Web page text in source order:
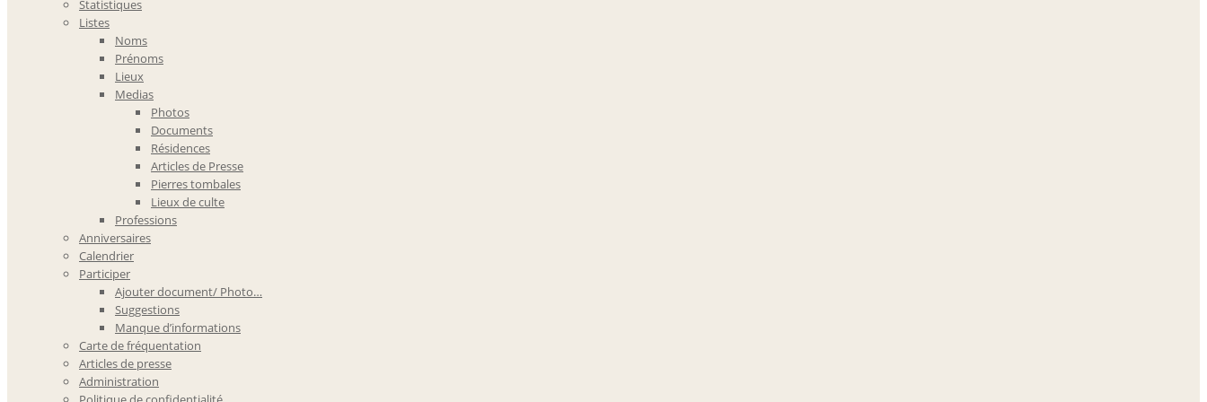
Statistiques
Listes
Noms
Prénoms
Lieux
Medias
Photos
Documents
Résidences
Articles de Presse
Pierres tombales
Lieux de culte
Professions
Anniversaires
Calendrier
Participer
Ajouter document/ Photo…
Suggestions
Manque d’informations
Carte de fréquentation
Articles de presse
Administration